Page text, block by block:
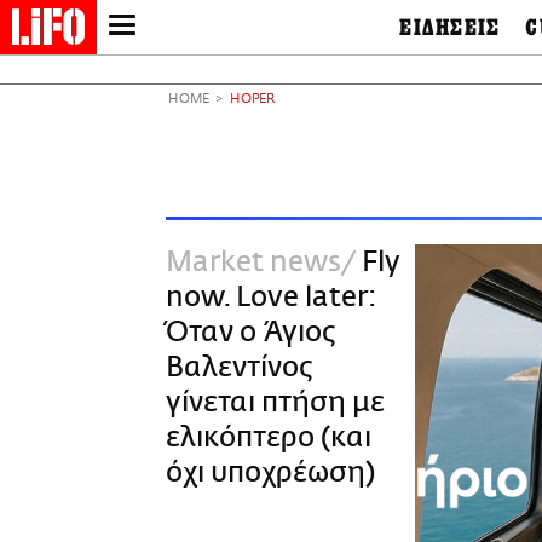
NEWSLETTER
ΑΜΠΑ
PRINT
ΕΙΔΗΣΕΙΣ
Science
European Lifo
&
HOME HOPER
Market news
Fly
now. Love later:
Όταν ο Άγιος
Βαλεντίνος
γίνεται πτήση με
ελικόπτερο (και
όχι υποχρέωση)